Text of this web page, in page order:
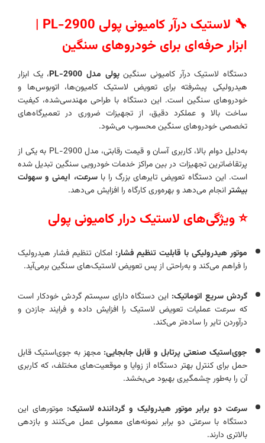
🔧 لاستیک درآر کامیونی پولی PL-2900 |
ابزار حرفه‌ای برای خودروهای سنگین
دستگاه لاستیک درآر کامیونی سنگینپولی مدل PL-2900
، یک ابزار
هیدرولیکی پیشرفته برای تعویض لاستیک کامیون‌ها، اتوبوس‌ها و
خودروهای سنگین است. این دستگاه با طراحی مهندسی‌شده، کیفیت
ساخت بالا و عملکرد دقیق، از تجهیزات ضروری در تعمیرگاه‌های
تخصصی خودروهای سنگین محسوب می‌شود.
به‌دلیل دوام بالا، کاربری آسان و قیمت رقابتی، مدل PL-2900 به یکی از
پرتقاضاترین تجهیزات در بین مراکز خدمات خودرویی سنگین تبدیل شده
است. این دستگاه تعویض تایرهای بزرگ را باسرعت، ایمنی و سهولت
بیشترانجام می‌دهد و بهره‌وری کارگاه را افزایش می‌دهد.
⭐ ویژگی‌های لاستیک درار کامیونی پولی
موتور هیدرولیکی با قابلیت تنظیم فشار: امکان تنظیم فشار هیدرولیک
را فراهم می‌کند و به‌راحتی از پس تعویض لاستیک‌های سنگین برمی‌آید.
گردش سریع اتوماتیک: این دستگاه دارای سیستم گردش خودکار است
که سرعت عملیات تعویض لاستیک را افزایش داده و فرایند جازدن و
درآوردن تایر را ساده‌تر می‌کند.
جوی‌استیک صنعتی پرتابل و قابل جابجایی: مجهز به جوی‌استیک قابل
حمل برای کنترل بهتر دستگاه از زوایا و موقعیت‌های مختلف، که کاربری
آن را به‌طور چشمگیری بهبود می‌بخشد.
سرعت دو برابر موتور هیدرولیک و گرداننده لاستیک: موتورهای این
دستگاه با سرعتی دو برابر نمونه‌های معمولی عمل می‌کنند و بازدهی
بالاتری دارند.